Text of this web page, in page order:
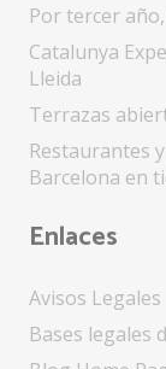
Por tercer
Catalunya
Lleida
Terrazas
Restaurantes
Barcelona en
Enlaces
Avisos Legales
Bases legales